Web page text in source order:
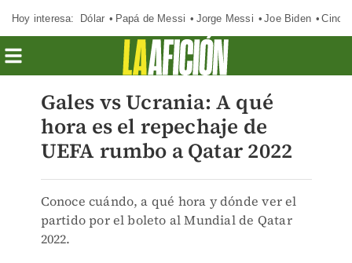
Hoy interesa: Dólar Papá de Messi Jorge Messi Joe Biden
Gales vs Ucrania: A qué
hora es el repechaje de
UEFA rumbo a Qatar 2022
Conoce cuándo, a qué hora y dónde ver el
partido por el boleto al Mundial de Qatar
2022.